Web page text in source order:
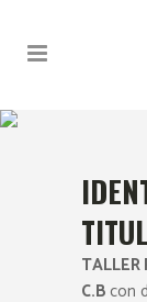
TALLER
C.B con